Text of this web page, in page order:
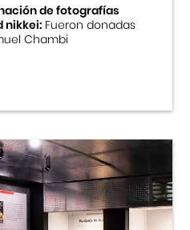
de fotografías
nikkei:Fueron donadas
Chambi